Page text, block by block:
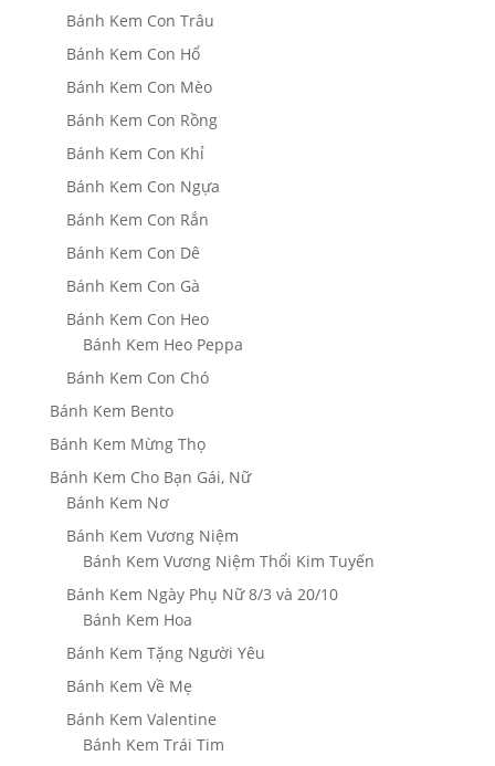
Bánh Kem Con Trâu
Bánh Kem Con Hổ
Bánh Kem Con Mèo
Bánh Kem Con Rồng
Bánh Kem Con Khỉ
Bánh Kem Con Ngựa
Bánh Kem Con Rắn
Bánh Kem Con Dê
Bánh Kem Con Gà
Bánh Kem Con Heo
Bánh Kem Heo Peppa
Bánh Kem Con Chó
Bánh Kem Bento
Bánh Kem Mừng Thọ
Bánh Kem Cho Bạn Gái, Nữ
Bánh Kem Nơ
Bánh Kem Vương Niệm
Bánh Kem Vương Niệm Thổi Kim Tuyến
Bánh Kem Ngày Phụ Nữ 8/3 và 20/10
Bánh Kem Hoa
Bánh Kem Tặng Người Yêu
Bánh Kem Về Mẹ
Bánh Kem Valentine
Bánh Kem Trái Tim